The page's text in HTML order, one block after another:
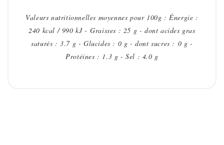
Valeurs nutritionnelles moyennes pour 100g : Énergie :
240 kcal / 990 kJ - Graisses : 25 g - dont acides gras
saturés : 3.7 g - Glucides : 0 g - dont sucres : 0 g -
Protéines : 1.3 g - Sel : 4.0 g